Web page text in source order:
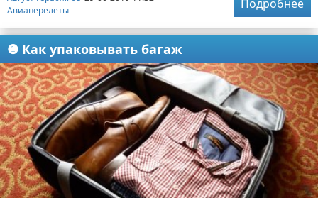
Авиаперелеты
Подробнее
❶ Как упаковывать багаж